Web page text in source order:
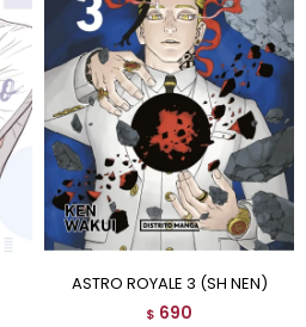
ASTRO ROYALE 3 (SH NEN)
$ 690